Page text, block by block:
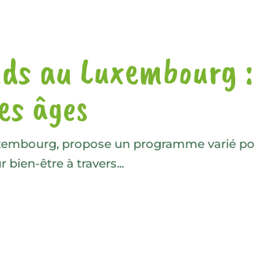
au Luxembourg
âges
propose un programme varié
être à travers...